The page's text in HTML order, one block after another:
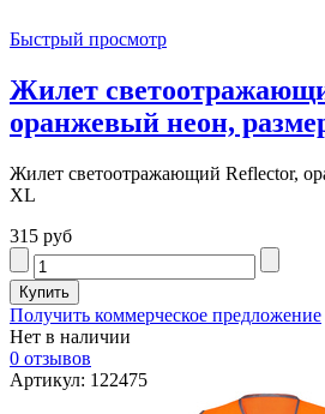
Быстрый просмотр
Жилет
оранжевый неон,
Жилет светоотражающий Reflector,
XL
315 руб
Получить коммерческое предложение
Нет в наличии
0 отзывов
Артикул: 122475